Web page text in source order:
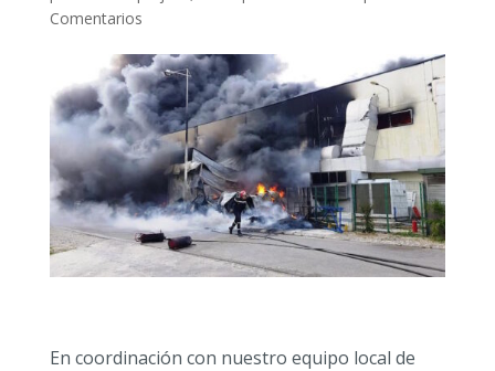
Comentarios
En coordinación con nuestro equipo local de